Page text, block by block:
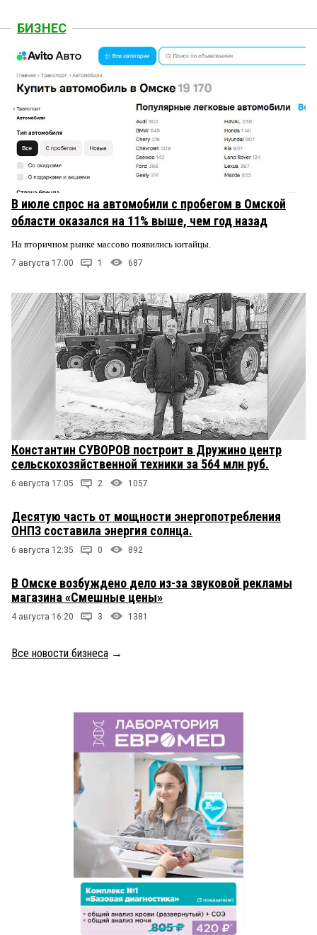
БИЗНЕС
В июле спрос на автомобили с пробегом в Омской
области оказался на 11% выше, чем год назад
На вторичном рынке массово появились китайцы.
7 августа 17:00 1 687
Константин СУВОРОВ построит в Дружино центр
сельскохозяйственной техники за 564 млн руб.
6 августа 17:05 2 1057
Десятую часть от мощности энергопотребления
ОНПЗ составила энергия солнца.
6 августа 12:35 0 892
В Омске возбуждено дело из-за звуковой рекламы
магазина «Смешные цены»
4 августа 16:20 3 1381
Все новости бизнеса →